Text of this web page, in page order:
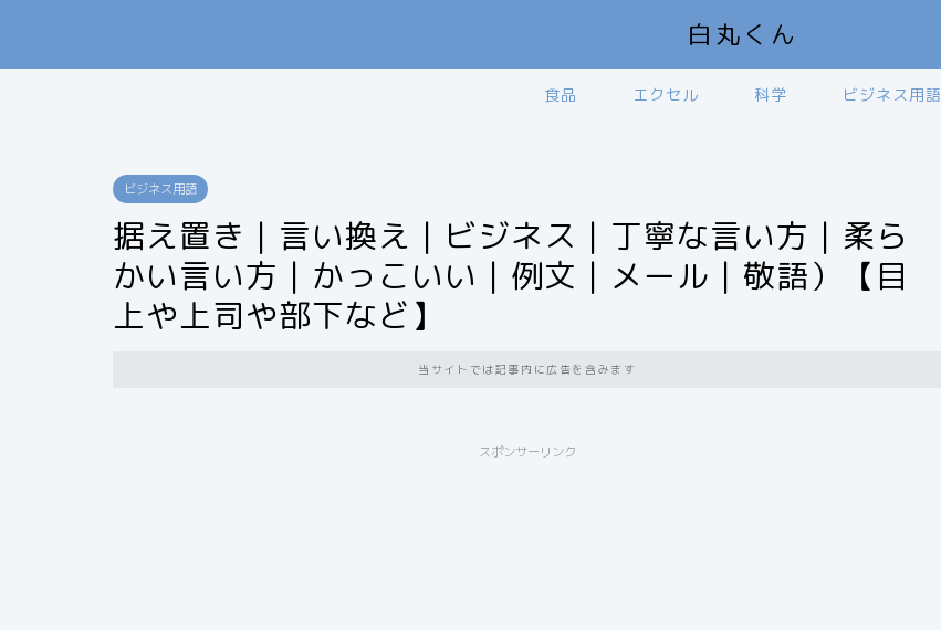
白丸くん
食品 エクセル 科学 ビジネス用語
ビジネス用語
据え置き｜言い換え｜ビジネス｜丁寧な言い方｜柔ら
かい言い方｜かっこいい｜例文｜メール｜敬語）【目
上や上司や部下など】
当サイトでは記事内に広告を含みます
スポンサーリンク